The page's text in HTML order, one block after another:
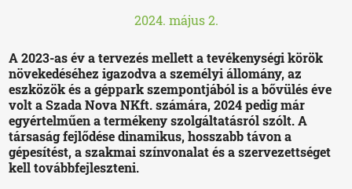
2024. május 2.
A 2023-as év a tervezés mellett a tevékenységi körök
növekedéséhez igazodva a személyi állomány, az
eszközök és a géppark szempontjából is a bővülés éve
volt a Szada Nova NKft. számára, 2024 pedig már
egyértelműen a termékeny szolgáltatásról szólt. A
társaság fejlődése dinamikus, hosszabb távon a
gépesítést, a szakmai színvonalat és a szervezettséget
kell továbbfejleszteni.